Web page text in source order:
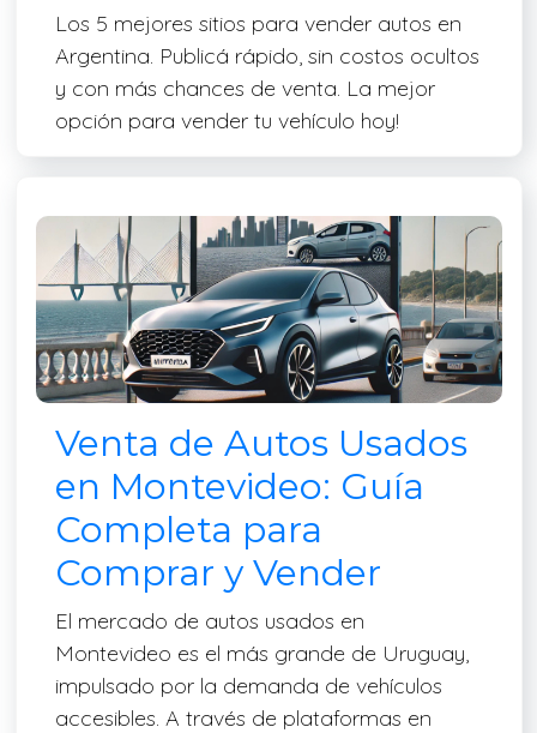
Los 5 mejores sitios para vender autos en
Argentina. Publicá rápido, sin costos ocultos
y con más chances de venta. La mejor
opción para vender tu vehículo hoy!
Venta de Autos Usados
en Montevideo: Guía
Completa para
Comprar y Vender
El mercado de autos usados en
Montevideo es el más grande de Uruguay,
impulsado por la demanda de vehículos
accesibles. A través de plataformas en